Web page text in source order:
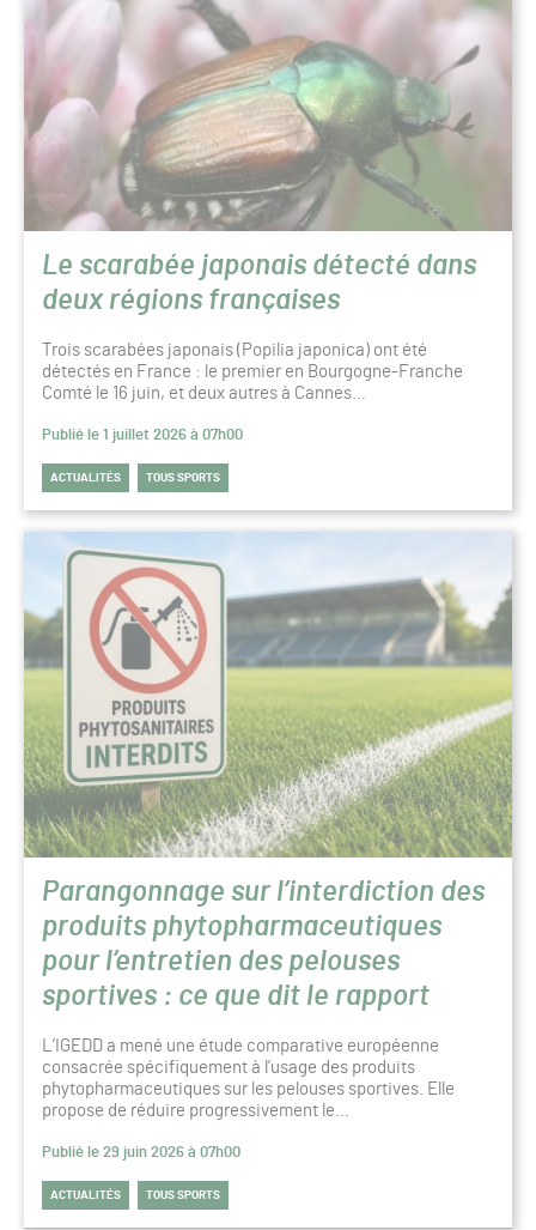
Le scarabée japonais détecté dans
deux régions françaises
Trois scarabées japonais (Popilia japonica) ont été
détectés en France : le premier en Bourgogne-Franche
Comté le 16 juin, et deux autres à Cannes…
Publié le 1 juillet 2026 à 07h00
ACTUALITÉS TOUS SPORTS
Parangonnage sur l’interdiction des
produits phytopharmaceutiques
pour l’entretien des pelouses
sportives : ce que dit le rapport
L’IGEDD a mené une étude comparative européenne
consacrée spécifiquement à l’usage des produits
phytopharmaceutiques sur les pelouses sportives. Elle
propose de réduire progressivement le…
Publié le 29 juin 2026 à 07h00
ACTUALITÉS TOUS SPORTS